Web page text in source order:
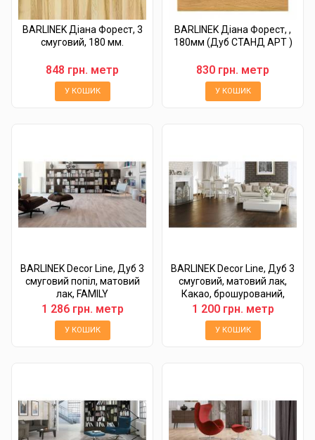
BARLINEK Діана Форест, 3
смуговий, 180 мм.
848 грн. метр
У КОШИК
BARLINEK Діана Форест, ,
180мм (Дуб СТАНД АРТ )
830 грн. метр
У КОШИК
BARLINEK Decor Line, Дуб 3
смуговий попіл, матовий
лак, FAMILY
1 286 грн. метр
У КОШИК
BARLINEK Decor Line, Дуб 3
смуговий, матовий лак,
Какао, брошурований,
FAMILY
1 200 грн. метр
У КОШИК